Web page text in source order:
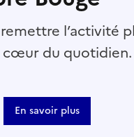
l’activité
du quotidien.
En savoir plus